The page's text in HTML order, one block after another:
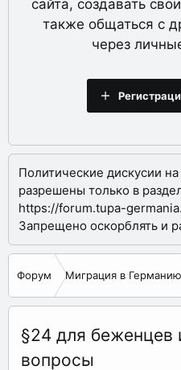
сайта, создавать
также общаться с
через
Политические дискусии
разрешены только в
https://forum.tupa-
Запрещено оскорблять и
Форум Миграция в Германию
§24 для беженцев
вопросы